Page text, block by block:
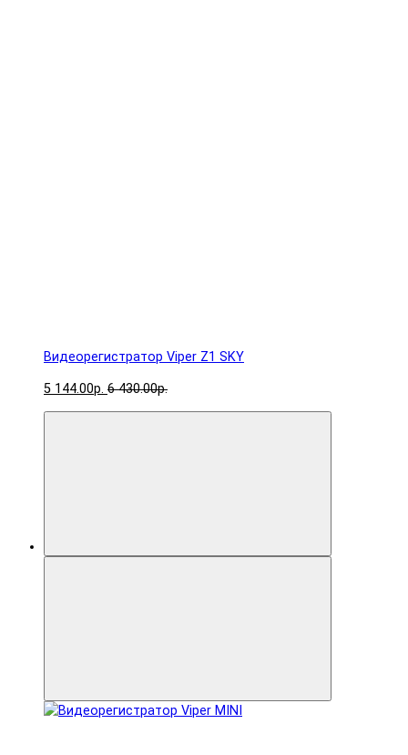
Видеорегистратор Viper Z1 SKY
5 144.00р. 6 430.00р.